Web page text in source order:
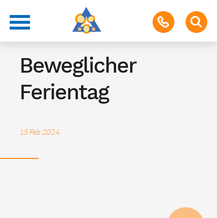
Beweglicher Ferientag
Beweglicher
Ferientag
15 Feb 2024,